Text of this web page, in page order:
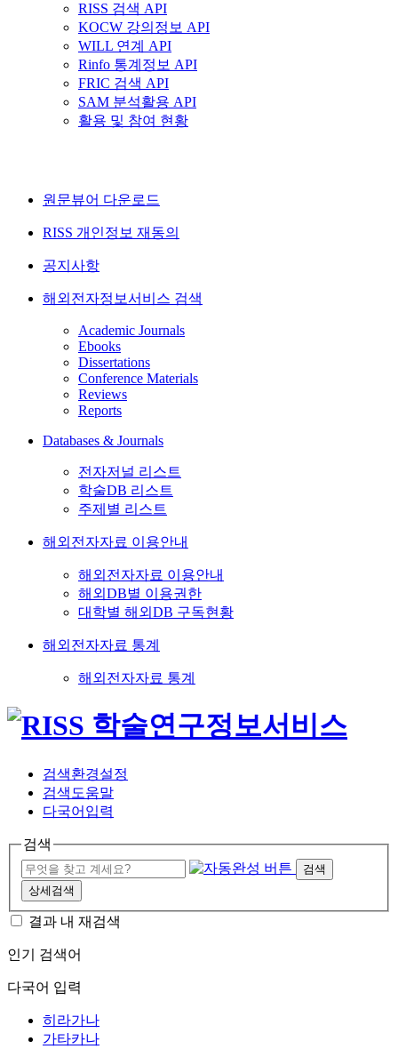
RISS 검색 API
KOCW 강의정보 API
WILL 연계 API
Rinfo 통계정보 API
FRIC 검색 API
SAM 분석활용 API
활용 및 참여 현황
원문뷰어 다운로드
RISS 개인정보 재동의
공지사항
해외전자정보서비스 검색
Academic Journals
Ebooks
Dissertations
Conference Materials
Reviews
Reports
Databases & Journals
전자저널 리스트
학술DB 리스트
주제별 리스트
해외전자자료 이용안내
해외전자자료 이용안내
해외DB별 이용권한
대학별 해외DB 구독현황
해외전자자료 통계
해외전자자료 통계
검색환경설정
검색도움말
다국어입력
검색
검색
상세검색
결과 내 재검색
인기 검색어
다국어 입력
히라가나
가타카나